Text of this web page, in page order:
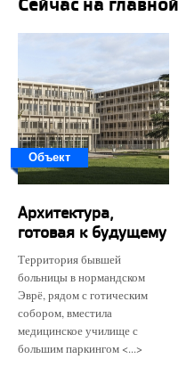
Объект
Архитектура,
готовая к будущему
Территория бывшей
больницы в нормандском
Эврё, рядом с готическим
собором, вместила
медицинское училище с
большим паркингом <...>